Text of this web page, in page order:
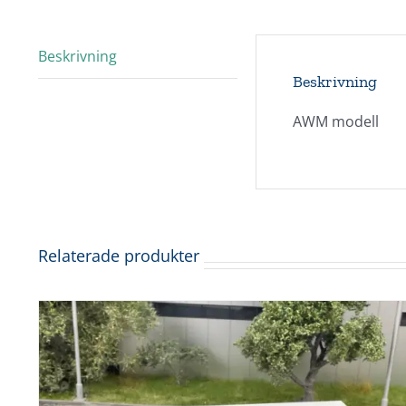
Beskrivning
Beskrivning
AWM modell
Relaterade produkter